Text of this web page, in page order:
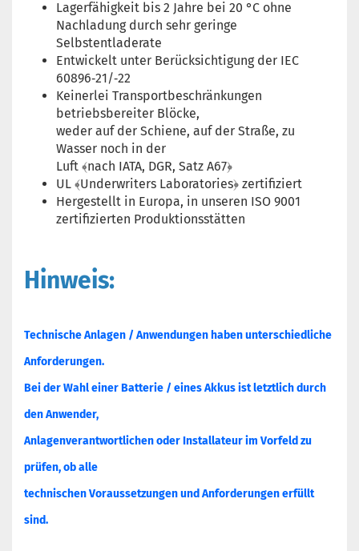
Lagerfähigkeit bis 2 Jahre bei 20 °C ohne
Nachladung durch sehr geringe
Selbstentladerate
Entwickelt unter Berücksichtigung der IEC
60896‐21/‐22
Keinerlei Transportbeschränkungen
betriebsbereiter Blöcke,
weder auf der Schiene, auf der Straße, zu
Wasser noch in der
Luft ﴾nach IATA, DGR, Satz A67﴿
UL ﴾Underwriters Laboratories﴿ zertifiziert
Hergestellt in Europa, in unseren ISO 9001
zertifizierten Produktionsstätten
Hinweis:
Technische Anlagen / Anwendungen haben unterschiedliche
Anforderungen.
Bei der Wahl einer Batterie / eines Akkus ist letztlich durch
den Anwender,
Anlagenverantwortlichen oder Installateur im Vorfeld zu
prüfen, ob alle
technischen Voraussetzungen und Anforderungen erfüllt
sind.